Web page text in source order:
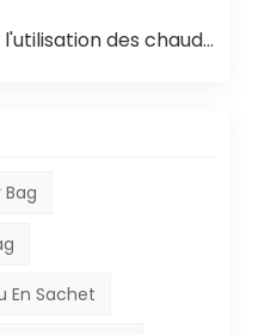
mazout en Afrique et de leur rôle dans la production de boissons
En Sachet